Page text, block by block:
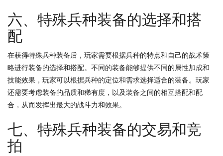
六、特殊兵种装备的选择和搭
配
在获得特殊兵种装备后，玩家需要根据兵种的特点和自己的战术策
略进行装备的选择和搭配。不同的装备能够提供不同的属性加成和
技能效果，玩家可以根据兵种的定位和需求选择适合的装备。玩家
还需要考虑装备的品质和稀有度，以及装备之间的相互搭配和配
合，从而发挥出最大的战斗力和效果。
七、特殊兵种装备的交易和竞
拍